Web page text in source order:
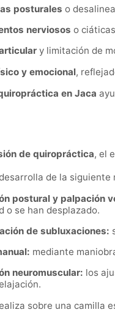
posturales o
nerviosos o
y limitación de
y emocional,
en Jaca
de quiropráctica, el
de la siguiente
postural y palpación
o se han desplazado.
de subluxaciones:
mediante
neuromuscular: los
sobre una camilla